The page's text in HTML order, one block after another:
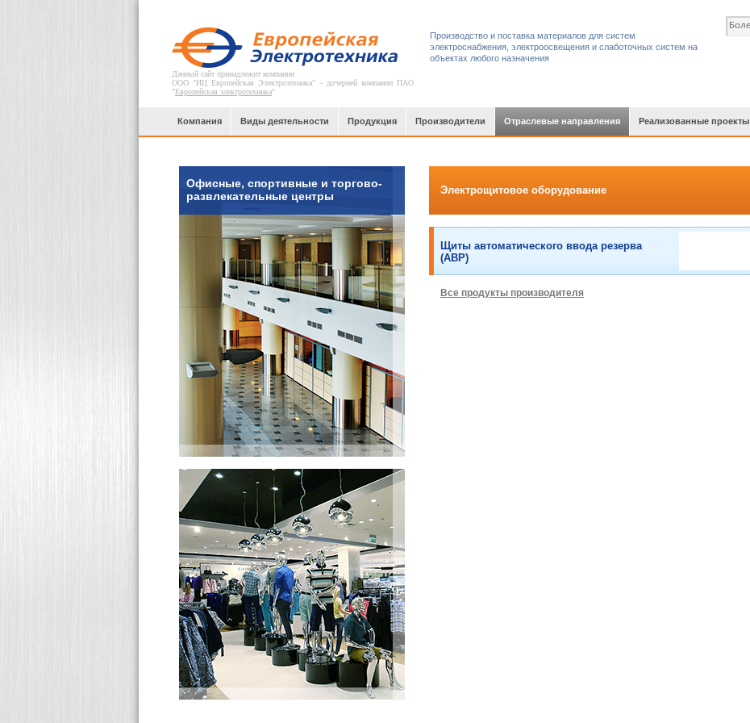
Данный сайт принадлежит компании
ООО "ИЦ Европейская Электротехника" - дочерней компании ПАО
"Европейская электротехника"
Производство и поставка материалов для систем
электроснабжения, электроосвещения и слаботочных систем на
объектах любого назначения
Компания Виды деятельности Продукция Производители Отраслевые направления Реализованные проекты
Офисные, спортивные и торгово-
развлекательные центры
Электрощитовое оборудование
Щиты автоматического ввода резерва
(АВР)
Все продукты производителя